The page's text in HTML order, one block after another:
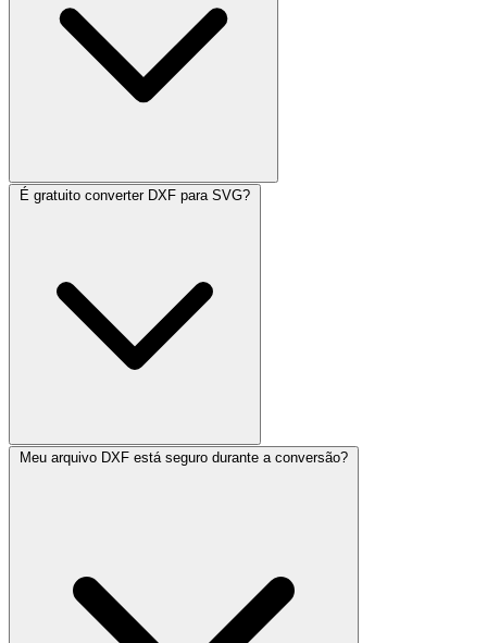
É gratuito converter DXF para SVG?
Meu arquivo DXF está seguro durante a conversão?